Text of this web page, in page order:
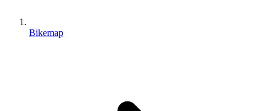
Bikemap